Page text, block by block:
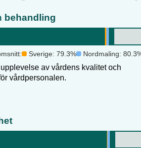
behandling
Sverige: 79.3% Nordmaling: 80.3
av vårdens kvalitet och
vårdpersonalen.